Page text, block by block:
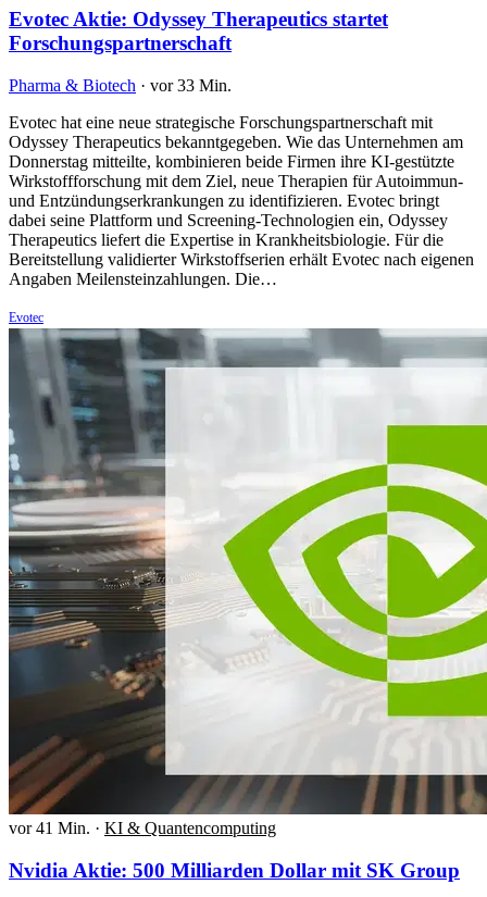
Evotec Aktie: Odyssey Therapeutics startet
Forschungspartnerschaft
Pharma & Biotech · vor 33 Min.
Evotec hat eine neue strategische Forschungspartnerschaft mit
Odyssey Therapeutics bekanntgegeben. Wie das Unternehmen am
Donnerstag mitteilte, kombinieren beide Firmen ihre KI-gestützte
Wirkstoffforschung mit dem Ziel, neue Therapien für Autoimmun-
und Entzündungserkrankungen zu identifizieren. Evotec bringt
dabei seine Plattform und Screening-Technologien ein, Odyssey
Therapeutics liefert die Expertise in Krankheitsbiologie. Für die
Bereitstellung validierter Wirkstoffserien erhält Evotec nach eigenen
Angaben Meilensteinzahlungen. Die…
Evotec
vor 41 Min. · KI & Quantencomputing
Nvidia Aktie: 500 Milliarden Dollar mit SK Group